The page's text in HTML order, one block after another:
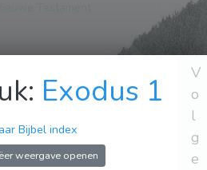
Exodus 1
Bijbel index
weergave openen
V
o
l
g
e